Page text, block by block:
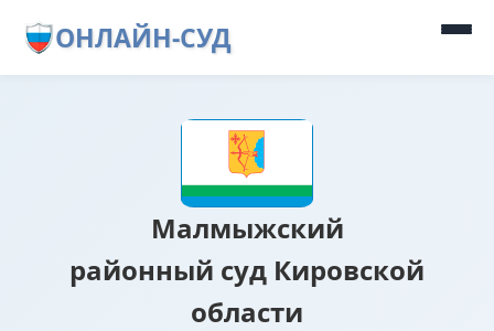
ОНЛАЙН-СУД
Малмыжский
районный суд Кировской
области